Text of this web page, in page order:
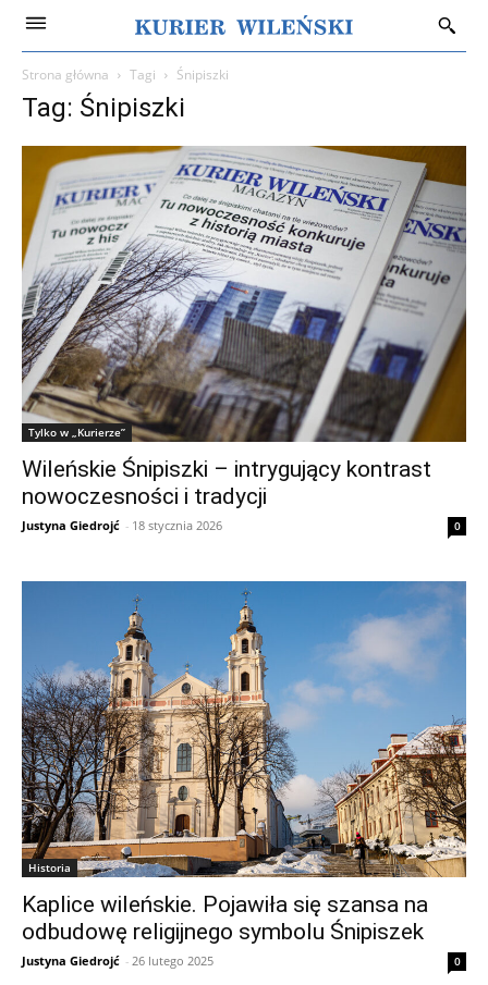
Strona główna Tagi Śnipiszki
Tag: Śnipiszki
Tylko w „Kurierze”
Wileńskie Śnipiszki – intrygujący kontrast
nowoczesności i tradycji
Justyna Giedrojć - 18 stycznia 2026 0
Historia
Kaplice wileńskie. Pojawiła się szansa na
odbudowę religijnego symbolu Śnipiszek
Justyna Giedrojć - 26 lutego 2025 0